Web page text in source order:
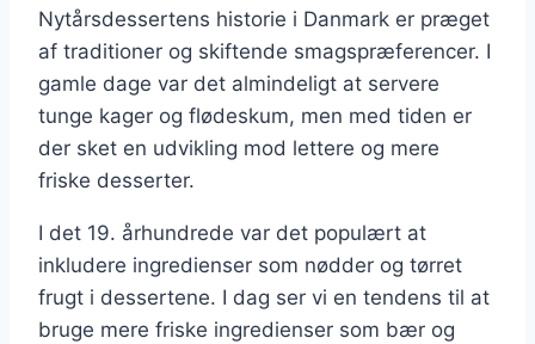
Nytårsdessertens historie i Danmark er præget
af traditioner og skiftende smagspræferencer. I
gamle dage var det almindeligt at servere
tunge kager og flødeskum, men med tiden er
der sket en udvikling mod lettere og mere
friske desserter.
I det 19. århundrede var det populært at
inkludere ingredienser som nødder og tørret
frugt i dessertene. I dag ser vi en tendens til at
bruge mere friske ingredienser som bær og